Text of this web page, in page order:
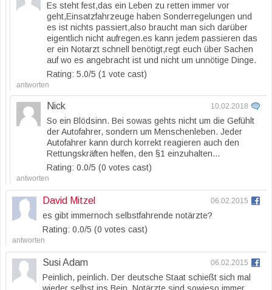
Es steht fest,das ein Leben zu retten immer vor
geht,Einsatzfahrzeuge haben Sonderregelungen und
es ist nichts passiert,also braucht man sich darüber
eigentlich nicht aufregen.es kann jedem passieren das
er ein Notarzt schnell benötigt,regt euch über Sachen
auf wo es angebracht ist und nicht um unnötige Dinge.
Rating: 5.0/5 (1 vote cast)
antworten
Nick 10.02.2018
So ein Blödsinn. Bei sowas gehts nicht um die Gefühlt
der Autofahrer, sondern um Menschenleben. Jeder
Autofahrer kann durch korrekt reagieren auch den
Rettungskräften helfen, den §1 einzuhalten…
Rating: 0.0/5 (0 votes cast)
antworten
David Mitzel 06.02.2015
es gibt immernoch selbstfahrende notärzte?
Rating: 0.0/5 (0 votes cast)
antworten
Susi Adam 06.02.2015
Peinlich, peinlich. Der deutsche Staat schießt sich mal